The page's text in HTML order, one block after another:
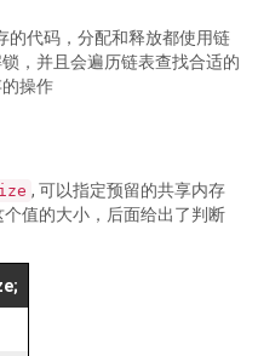
的代码，分配和释放都使用链
，并且会遍历链表查找合适的
操作
, 可以指定预留的共享内存
个值的大小，后面给出了判断